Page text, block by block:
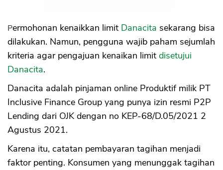
Permohonan kenaikkan limit Danacita sekarang bisa
dilakukan. Namun, pengguna wajib paham sejumlah
kriteria agar pengajuan kenaikan limit disetujui
Danacita.
Danacita adalah pinjaman online Produktif milik PT
Inclusive Finance Group yang punya izin resmi P2P
Lending dari OJK dengan no KEP-68/D.05/2021 2
Agustus 2021.
Karena itu, catatan pembayaran tagihan menjadi
faktor penting. Konsumen yang menunggak tagihan